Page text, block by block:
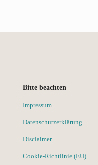
Bitte beachten
Impressum
Datenschutzerklärung
Disclaimer
Cookie-Richtlinie (EU)